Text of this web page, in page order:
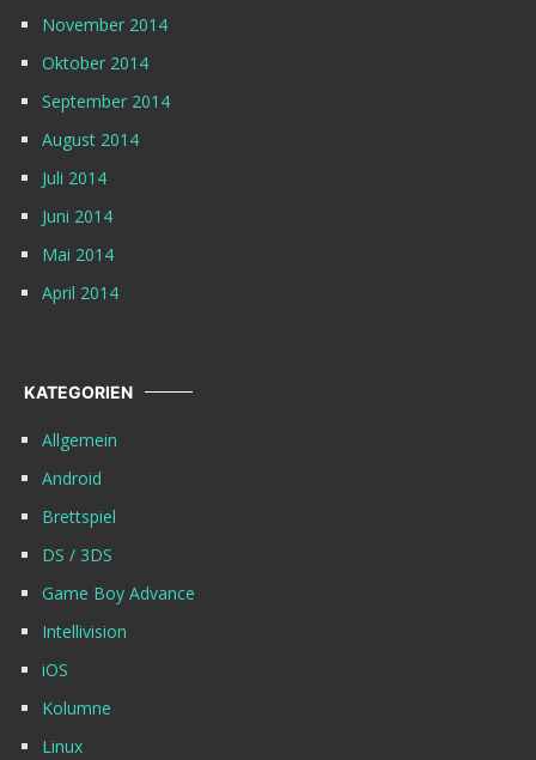
November 2014
Oktober 2014
September 2014
August 2014
Juli 2014
Juni 2014
Mai 2014
April 2014
KATEGORIEN
Allgemein
Android
Brettspiel
DS / 3DS
Game Boy Advance
Intellivision
iOS
Kolumne
Linux